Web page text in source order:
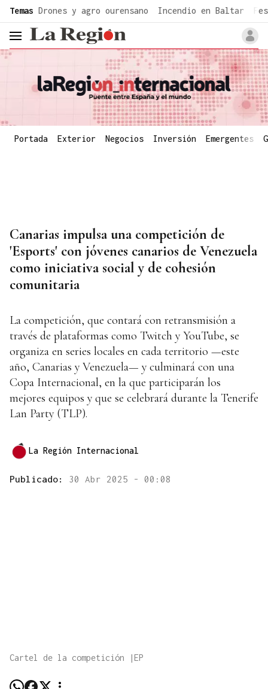
Temas Drones y agro ourensano Incendio en Baltar
header.menu.open
Portada Exterior Negocios Inversión Emergentes
Canarias impulsa una competición de
'Esports' con jóvenes canarios de Venezuela
como iniciativa social y de cohesión
comunitaria
La competición, que contará con retransmisión a
través de plataformas como Twitch y YouTube, se
organiza en series locales en cada territorio —este
año, Canarias y Venezuela— y culminará con una
Copa Internacional, en la que participarán los
mejores equipos y que se celebrará durante la Tenerife
Lan Party (TLP).
La Región Internacional
Publicado: 30 Abr 2025 - 00:08
Cartel de la competición |EP